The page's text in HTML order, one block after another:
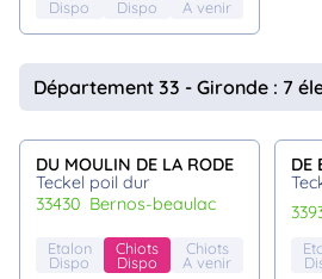
Dispo Dispo A venir
Département 33 - Gironde : 7
DU MOULIN DE LA RODE
Teckel poil dur
33430
bernos-beaulac
Etalon
Dispo
Chiots
Dispo
Chiots
A venir
DE